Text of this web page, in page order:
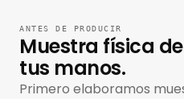
ANTES DE PRODUCIR
Muestra física
tus manos.
Primero elaboramos